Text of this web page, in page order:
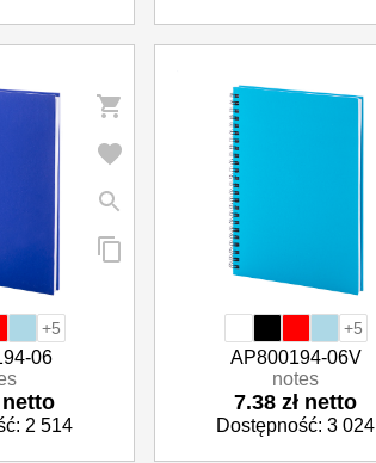
+5
06
netto
2 514
+5
AP800194-06V
notes
7.38 zł netto
Dostępność: 3 024